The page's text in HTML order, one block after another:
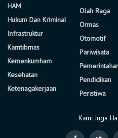
HAM
Hukum Dan Kriminal
Infrastruktur
Kamtibmas
Kemenkumham
Kesehatan
Ketenagakerjaan
Olah Raga
Ormas
Otomotif
Pariwisata
Pendidikan
Peristiwa
Kami Juga